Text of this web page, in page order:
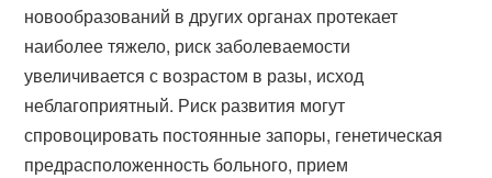
новообразований в других органах протекает
наиболее тяжело, риск заболеваемости
увеличивается с возрастом в разы, исход
неблагоприятный. Риск развития могут
спровоцировать постоянные запоры, генетическая
предрасположенность больного, прием